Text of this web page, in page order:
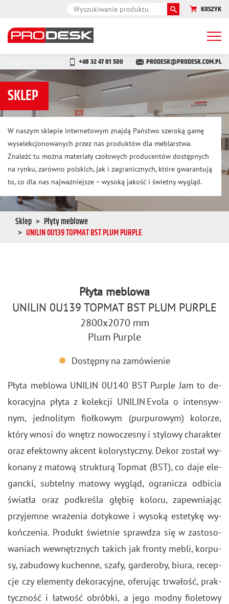
KOSZYK
+48 32 47 81 500 PRODESK@PRODESK.COM.PL
SKLEP
W naszym sklepie internetowym znajdą Państwo szeroką gamę
wyselekcjonowanych przez nas produktów dla meblarstwa.
Znaleźć tu można materiały czołowych producentów dostępnych
na rynku, zarówno polskich, jak i zagranicznych, które gwarantują
to, co dla nas najważniejsze – wysoką jakość i świetny wygląd.
Sklep
Płyty meblowe
UNILIN 0U139 TOPMAT BST PLUM PURPLE
Płyta meblowa
UNILIN 0U139 TOPMAT BST PLUM PURPLE
2800x2070 mm
Plum Purple
Dostępny na zamówienie
Płyta me­blo­wa UNI­LIN 0U140 BST Pur­ple Jam to de­
ko­ra­cyj­na płyta z ko­lek­cji UNI­LIN Evola o in­ten­syw­
nym, jed­no­li­tym fioł­ko­wym (pur­pu­ro­wym) ko­lo­rze,
który wnosi do wnętrz no­wo­cze­sny i sty­lo­wy cha­rak­ter
oraz efek­tow­ny ak­cent ko­lo­ry­stycz­ny. Dekor zo­stał wy­
ko­na­ny z ma­to­wą struk­tu­rą Top­mat (BST), co daje ele­
ganc­ki, sub­tel­ny ma­to­wy wy­gląd, ogra­ni­cza od­bi­cia
świa­tła oraz pod­kre­śla głę­bię ko­lo­ru, za­pew­nia­jąc
przy­jem­ne wra­że­nia do­ty­ko­we i wy­so­ką es­te­ty­kę wy­
koń­cze­nia. Pro­dukt świet­nie spraw­dza się w za­sto­so­
wa­niach we­wnętrz­nych ta­kich jak fron­ty mebli, kor­pu­
sy, za­bu­do­wy ku­chen­ne, szafy, gar­de­ro­by, biura, re­cep­
cje czy ele­men­ty de­ko­ra­cyj­ne, ofe­ru­jąc trwa­łość, prak­
tycz­ność i ła­twość ob­rób­ki, a jego modny fio­le­to­wy